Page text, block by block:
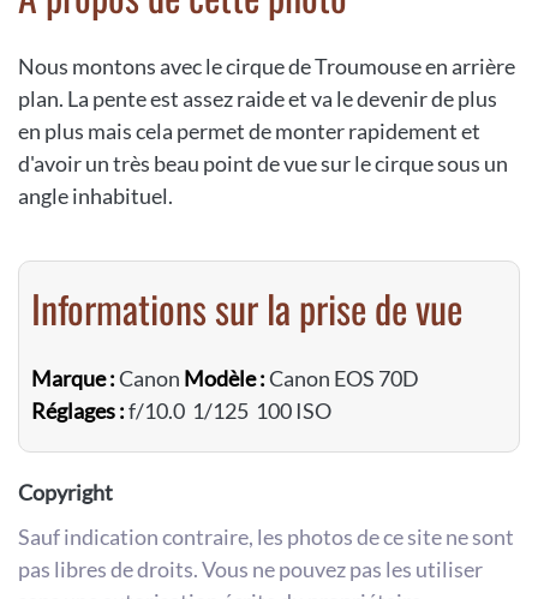
Nous montons avec le cirque de Troumouse en arrière
plan. La pente est assez raide et va le devenir de plus
en plus mais cela permet de monter rapidement et
d'avoir un très beau point de vue sur le cirque sous un
angle inhabituel.
Informations sur la prise de vue
Marque :Canon Modèle :Canon EOS 70D
Réglages :f/10.0 1/125 100 ISO
Copyright
Sauf indication contraire, les photos de ce site ne sont
pas libres de droits. Vous ne pouvez pas les utiliser